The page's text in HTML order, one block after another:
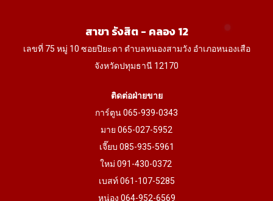
page
สาขา รังสิต - คลอง 12
เลขที่ 75 หมู่ 10 ซอยปิยะดา ตำบลหนองสามวัง อำเภอหนองเสือ
จังหวัดปทุมธานี 12170
ติดต่อฝ่ายขาย
การ์ตูน 065-939-0343
มาย 065-027-5952
เจี๊ยบ 085-935-5961
ใหม่ 091-430-0372
เบสท์ 061-107-5285
หน่อง 064-952-6569